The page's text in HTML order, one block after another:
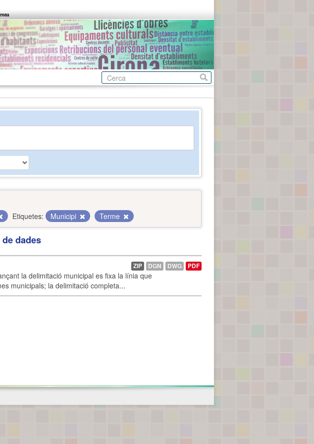
Etiquetes: Municipi Terme
dades
la delimitació municipal es fixa la línia que
municipals; la delimitació completa...
ZIP DGN DWG PDF